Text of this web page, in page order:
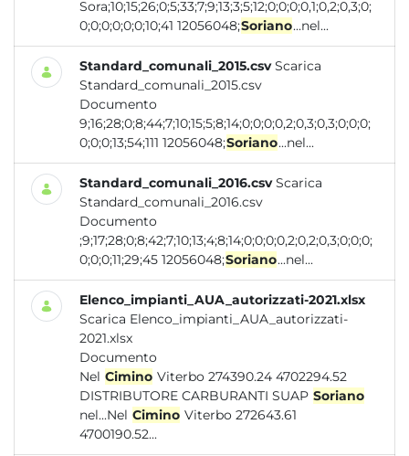
Sora;10;15;26;0;5;33;7;9;13;3;5;12;0;0;0;0,1;0,2;0,3;0;
0;0;0;0;0;0;10;41 12056048;Soriano...nel...
Standard_comunali_2015.csv Scarica
Standard_comunali_2015.csv
Documento
9;16;28;0;8;44;7;10;15;5;8;14;0;0;0;0,2;0,3;0,3;0;0;0;
0;0;0;13;54;111 12056048;Soriano...nel...
Standard_comunali_2016.csv Scarica
Standard_comunali_2016.csv
Documento
;9;17;28;0;8;42;7;10;13;4;8;14;0;0;0;0,2;0,2;0,3;0;0;0;
0;0;0;11;29;45 12056048;Soriano...nel...
Elenco_impianti_AUA_autorizzati-2021.xlsx
Scarica Elenco_impianti_AUA_autorizzati-
2021.xlsx
Documento
Nel Cimino Viterbo 274390.24 4702294.52
DISTRIBUTORE CARBURANTI SUAP Soriano
nel...Nel Cimino Viterbo 272643.61
4700190.52...